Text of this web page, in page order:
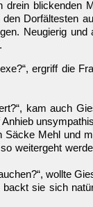
blickenden
Dorfältesten
Neugierig und
ergriff die
kam auch
Säcke Mehl und
weitergeht
wollte
sie sich